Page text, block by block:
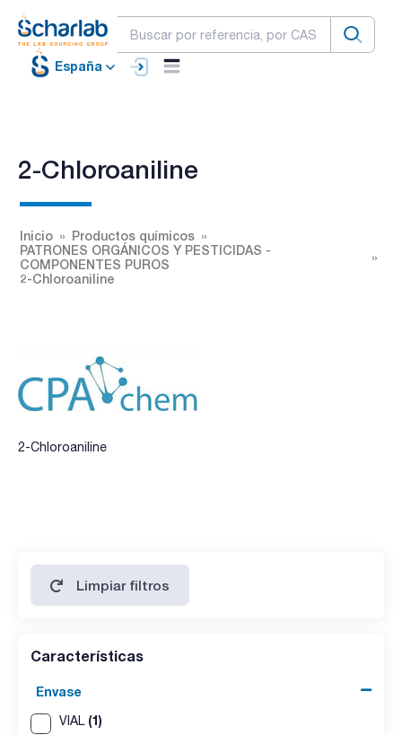
España
2-Chloroaniline
Inicio
Productos químicos
PATRONES ORGÁNICOS Y PESTICIDAS -
COMPONENTES PUROS
2-Chloroaniline
2-Chloroaniline
Limpiar filtros
Características
Envase
VIAL (1)